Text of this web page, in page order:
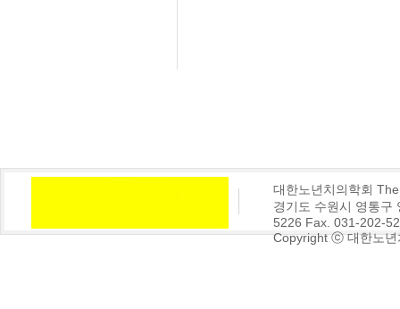
대한노년치의학회
경기도 수원시 영통
5226 Fax. 031-202-
Copyright ⓒ 대한노년